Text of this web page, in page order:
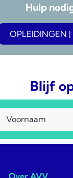
Hulp
OPLEIDINGEN
Blijf
Over AVV